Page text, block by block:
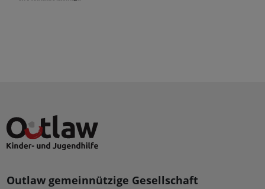
Outlaw gemeinnützige Gesellschaft